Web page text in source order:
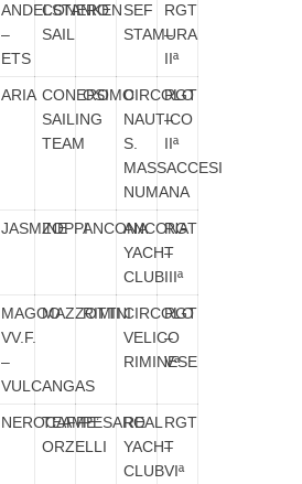
ANDELSTANKEN
–
ETS
CONERO
SAIL
SEF
STAMURA
RGT
–
IIª
ARIA CONERO
SAILING
TEAM
OSIMOCIRCOLO
NAUTICO
S.
MASSACCESI
NUMANA
RGT
–
IIª
JASMINEZOPPIANCONAANCONA
YACHT
CLUB
RGT
–
IIIª
MAGOO
VV.F.
–
VULCANGAS
MAZZOTTI
RIMINICIRCOLO
VELICO
RIMINESE
RGT
–
Vª
NEROCAFFE’
TEAM
ORZELLI
PESARO
REAL
YACHT
CLUB
RGT
–
VIª